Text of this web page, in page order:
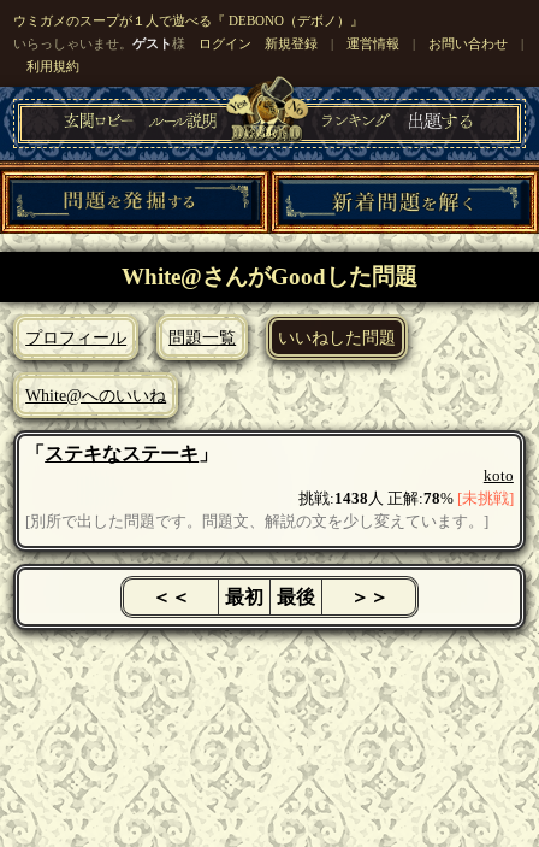
ウミガメのスープが１人で遊べる『 DEBONO（デボノ）』
いらっしゃいませ。ゲスト様 ログイン 新規登録 |運営情報 | お問い合わせ |
利用規約
White@さんがGoodした問題
プロフィール 問題一覧 いいねした問題
White@へのいいね
「 ステキなステーキ 」
koto
挑戦:1438 人 正解:78% [未挑戦]
[別所で出した問題です。問題文、解説の文を少し変えています。]
＜＜ 最初 最後 ＞＞